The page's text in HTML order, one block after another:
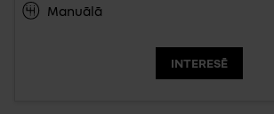
Manuālā
INTERESĒ